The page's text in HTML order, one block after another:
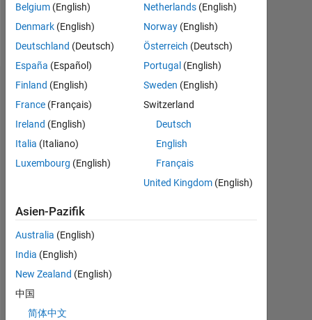
Follow
Abzeichen
Michael
Devereux's
Abzeichen
20 Jul 2017
Belgium (English)
Denmark (English)
Deutschland (Deutsch)
España (Español)
Finland (English)
France (Français)
Ireland (English)
Italia (Italiano)
Luxembourg (English)
Netherlands (English)
Norway (English)
Österreich (Deutsch)
Portugal (English)
Sweden (English)
Switzerland
Deutsch
English
Français
United Kingdom (English)
Asien-Pazifik
Australia (English)
India (English)
New Zealand (English)
中国
简体中文